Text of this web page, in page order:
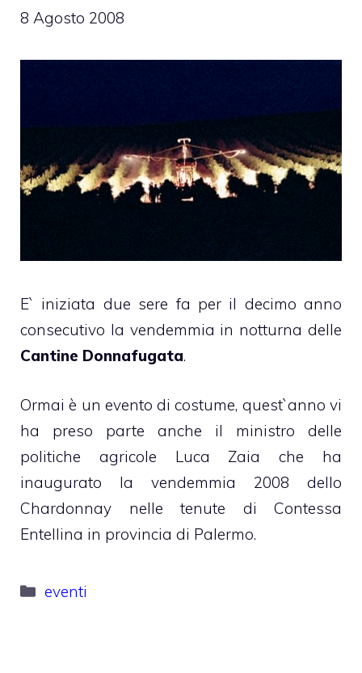
8 Agosto 2008
E` iniziata due sere fa per il decimo anno
consecutivo la vendemmia in notturna delle
Cantine Donnafugata.
Ormai è un evento di costume, quest`anno vi
ha preso parte anche il ministro delle
politiche agricole Luca Zaia che ha
inaugurato la vendemmia 2008 dello
Chardonnay nelle tenute di Contessa
Entellina in provincia di Palermo.
Categorie
eventi